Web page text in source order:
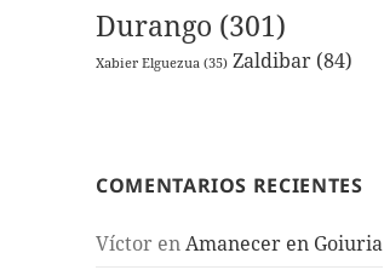
Durango (301)
Xabier Elguezua (35) Zaldibar (84)
COMENTARIOS RECIENTES
Víctor enAmanecer en Goiuria